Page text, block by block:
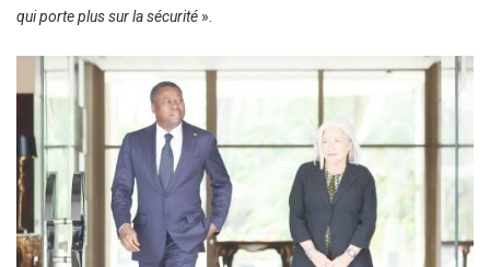
qui porte plus sur la sécurité ».